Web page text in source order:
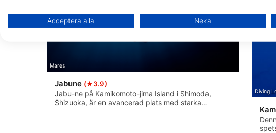
Mares
Jabune (★3.9)
Jabu-ne på Kamikomoto-jima Island i Shimoda,
Shizuoka, är en avancerad plats med starka
Diving
Använda begränsade data för att välja reklam
Använda profiler för att välja personaliserad innehåll
Acceptera alla Neka